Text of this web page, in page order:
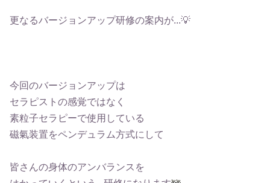
更なるバージョンアップ研修の案内が...💡
今回のバージョンアップは
セラピストの感覚ではなく
素粒子セラピーで使用している
磁氣装置をペンデュラム方式にして
皆さんの身体のアンバランスを